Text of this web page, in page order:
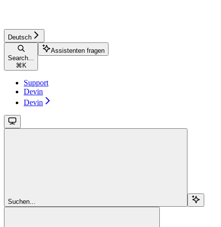
Deutsch
Search...
⌘ K
Assistenten fragen
Support
Devin
Devin
Suchen...